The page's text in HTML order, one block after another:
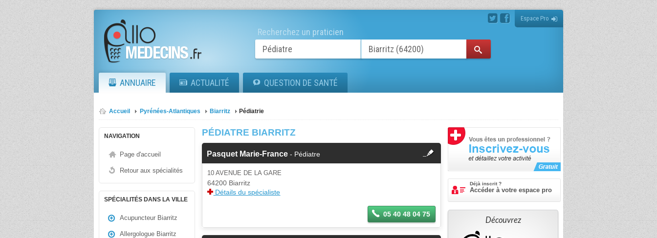
Espace Pro
Recherchez un praticien
ANNUAIRE ACTUALITÉ QUESTION DE SANTÉ
Accueil Pyrénées-Atlantiques Biarritz Pédiatrie
NAVIGATION
Page d'accueil
Retour aux spécialités
SPÉCIALITÉS DANS LA VILLE
Acupuncteur Biarritz
Allergologue Biarritz
PÉDIATRE BIARRITZ
Pasquet Marie-France - Pédiatre fermer
Cette fiche est la propriété
d'un membre.
Si vous êtes ce membre, mettez à
jour ces informations sur votre
10 AVENUE DE LA GARE
64200 Biarritz
Détails du spécialiste
05 40 48 04 75
Déjà inscrit ?
Accéder à votre espace pro
Découvrez